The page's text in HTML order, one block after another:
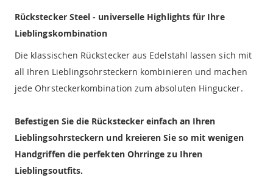
Rückstecker Steel - universelle Highlights für Ihre
Lieblingskombination
Die klassischen Rückstecker aus Edelstahl lassen sich mit
all Ihren Lieblingsohrsteckern kombinieren und machen
jede Ohrsteckerkombination zum absoluten Hingucker.
Befestigen Sie die Rückstecker einfach an Ihren
Lieblingsohrsteckern und kreieren Sie so mit wenigen
Handgriffen die perfekten Ohrringe zu Ihren
Lieblingsoutfits.